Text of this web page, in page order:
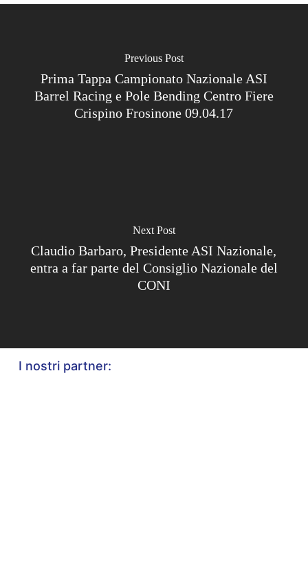
Previous Post
Prima Tappa Campionato Nazionale ASI
Barrel Racing e Pole Bending Centro Fiere
Crispino Frosinone 09.04.17
Next Post
Claudio Barbaro, Presidente ASI Nazionale,
entra a far parte del Consiglio Nazionale del
CONI
I nostri partner: